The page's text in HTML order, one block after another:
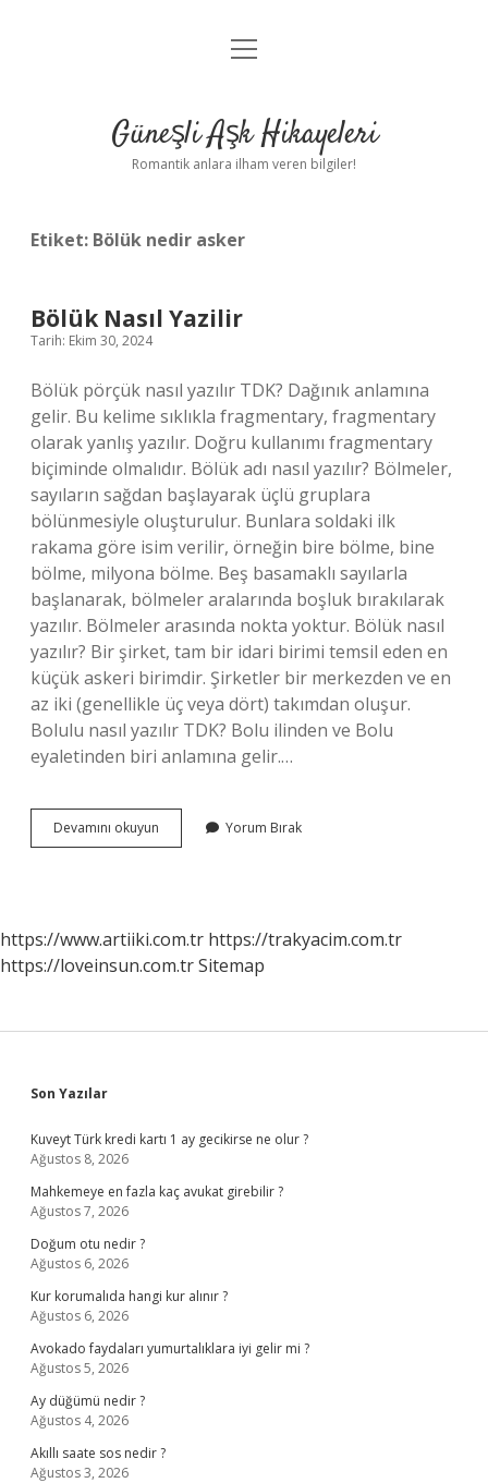
Anasayfa
Yasal Uyarı
menüyü
Güneşli Aşk Hikayeleri
Romantik anlara ilham veren bilgiler!
Etiket: Bölük nedir asker
Bölük Nasıl Yazilir
Tarih: Ekim 30, 2024
Bölük pörçük nasıl yazılır TDK? Dağınık anlamına
gelir. Bu kelime sıklıkla fragmentary, fragmentary
olarak yanlış yazılır. Doğru kullanımı fragmentary
biçiminde olmalıdır. Bölük adı nasıl yazılır? Bölmeler,
sayıların sağdan başlayarak üçlü gruplara
bölünmesiyle oluşturulur. Bunlara soldaki ilk
rakama göre isim verilir, örneğin bire bölme, bine
bölme, milyona bölme. Beş basamaklı sayılarla
başlanarak, bölmeler aralarında boşluk bırakılarak
yazılır. Bölmeler arasında nokta yoktur. Bölük nasıl
yazılır? Bir şirket, tam bir idari birimi temsil eden en
küçük askeri birimdir. Şirketler bir merkezden ve en
az iki (genellikle üç veya dört) takımdan oluşur.
Bolulu nasıl yazılır TDK? Bolu ilinden ve Bolu
eyaletinden biri anlamına gelir.…
Devamını okuyun
Nasıl
Yorum Bırak
https://www.artiiki.com.tr https://trakyacim.com.tr
https://loveinsun.com.trSitemap
Sidebar
Son Yazılar
Kuveyt Türk kredi kartı 1 ay gecikirse ne olur ?
Ağustos 8, 2026
Mahkemeye en fazla kaç avukat girebilir ?
Ağustos 7, 2026
Doğum otu nedir ?
Ağustos 6, 2026
Kur korumalıda hangi kur alınır ?
Ağustos 6, 2026
Avokado faydaları yumurtalıklara iyi gelir mi ?
Ağustos 5, 2026
Ay düğümü nedir ?
Ağustos 4, 2026
Akıllı saate sos nedir ?
Ağustos 3, 2026